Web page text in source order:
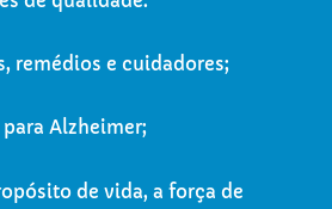
remédios e cuidadores;
Alzheimer;
de vida, a força de